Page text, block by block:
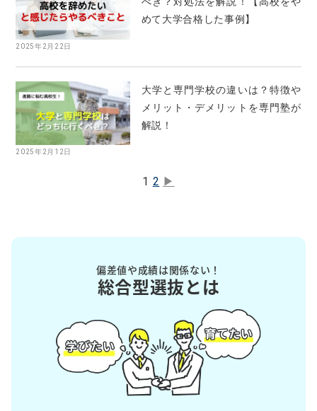
めて大学合格した事例】
2025年2月22日
大学と専門学校の違いは？特徴や
メリット・デメリットを専門塾が
解説！
2025年2月12日
1 2 ▶︎
偏差値や成績は関係ない！
総合型選抜とは